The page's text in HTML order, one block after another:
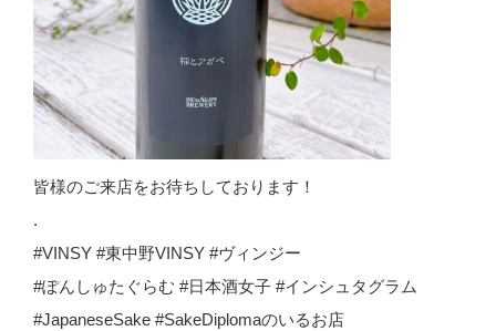
皆様のご来店をお待ちしております！
.
#VINSY #東中野VINSY #ヴィンジー
#ぽんしゅたぐらむ #日本酒女子 #インシュタグラム
#JapaneseSake #SakeDiplomaのいるお店